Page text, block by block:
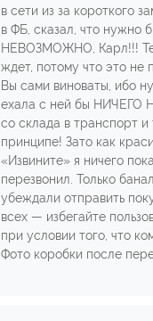
в сети из за короткого
в ФБ, сказал, что нужно
НЕВОЗМОЖНО, Карл!!! Те,
ждет, потому что это не
Вы сами виноваты, ибо
ехала с ней бы НИЧЕГО
со склада в транспорт
принципе! Зато как
«Извините» я ничего
перезвонил. Только
убеждали отправить
всех — избегайте
при условии того, что
Фото коробки после